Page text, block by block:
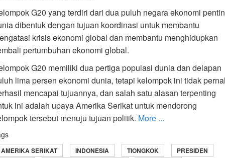
G20 yang terdiri dari dua puluh negara ekonomi
dibentuk dengan tujuan koordinasi untuk membantu
krisis ekonomi global dan membantu menghidupkan
pertumbuhan ekonomi global.
G20 memiliki dua pertiga populasi dunia dan delapan
lima persen ekonomi dunia, tetapi kelompok ini tidak
mencapai tujuannya, dan salah satu alasan terpenting
ini adalah upaya Amerika Serikat untuk mendorong
tersebut menuju tujuan politik. More ...
AMERIKA SERIKAT INDONESIA TIONGKOK
PRESIDEN